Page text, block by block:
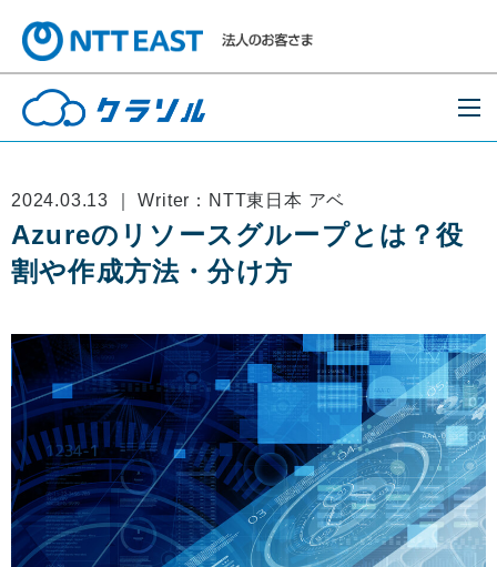
2024.03.13 ｜ Writer：NTT東日本 アベ
Azureのリソースグループとは？役
割や作成方法・分け方